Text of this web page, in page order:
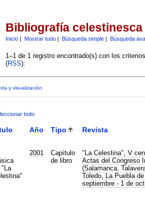
Bibliografía celestinesca
Inicio| Mostrar todo| Búsqueda simple| Búsqueda
1–1 de 1 registro encontrado(s) con los
(RSS):
y visualización
todo
Año Tipo Revista
"La
2001
Capítulo
de libro
"La Celestina", V
Actas del Congreso
(Salamanca,
Toledo, La Puebla
septiembre - 1 de